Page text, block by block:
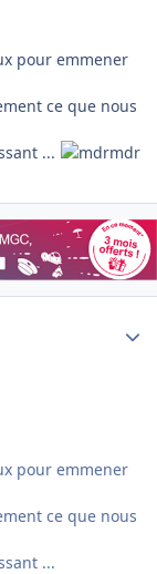
pour emmener
ce que nous
...
pour emmener
ce que nous
...